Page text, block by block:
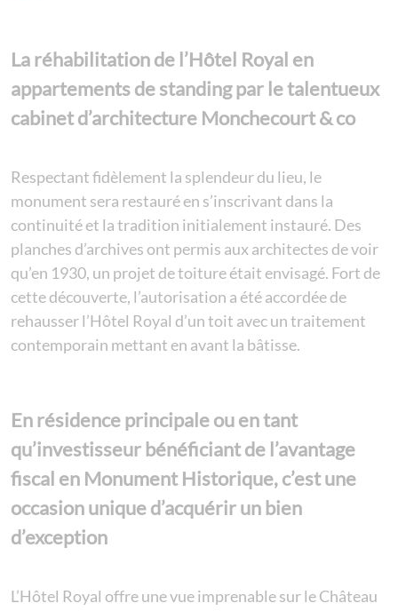
La réhabilitation de l’Hôtel Royal en
appartements de standing par le talentueux
cabinet d’architecture Monchecourt & co
Respectant fidèlement la splendeur du lieu, le
monument sera restauré en s’inscrivant dans la
continuité et la tradition initialement instauré. Des
planches d’archives ont permis aux architectes de voir
qu’en 1930, un projet de toiture était envisagé. Fort de
cette découverte, l’autorisation a été accordée de
rehausser l’Hôtel Royal d’un toit avec un traitement
contemporain mettant en avant la bâtisse.
En résidence principale ou en tant
qu’investisseur bénéficiant de l’avantage
fiscal en Monument Historique, c’est une
occasion unique d’acquérir un bien
d’exception
L’Hôtel Royal offre une vue imprenable sur le Château